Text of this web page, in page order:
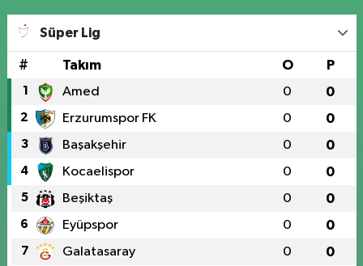
Süper Lig
# Takım O P
1 Amed 0 0
2 Erzurumspor FK 0 0
3 Başakşehir 0 0
4 Kocaelispor 0 0
5 Beşiktaş 0 0
6 Eyüpspor 0 0
7 Galatasaray 0 0